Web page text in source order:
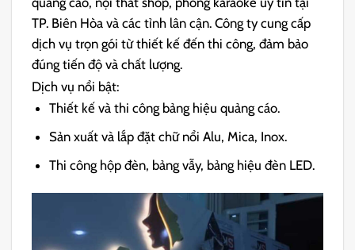
TP. Biên Hòa và các tỉnh lân cận. Công ty cung cấp
dịch vụ trọn gói từ thiết kế đến thi công, đảm bảo
đúng tiến độ và chất lượng.
Dịch vụ nổi bật:
Thiết kế và thi công bảng hiệu quảng cáo.
Sản xuất và lắp đặt chữ nổi Alu, Mica, Inox.
Thi công hộp đèn, bảng vẫy, bảng hiệu đèn LED.